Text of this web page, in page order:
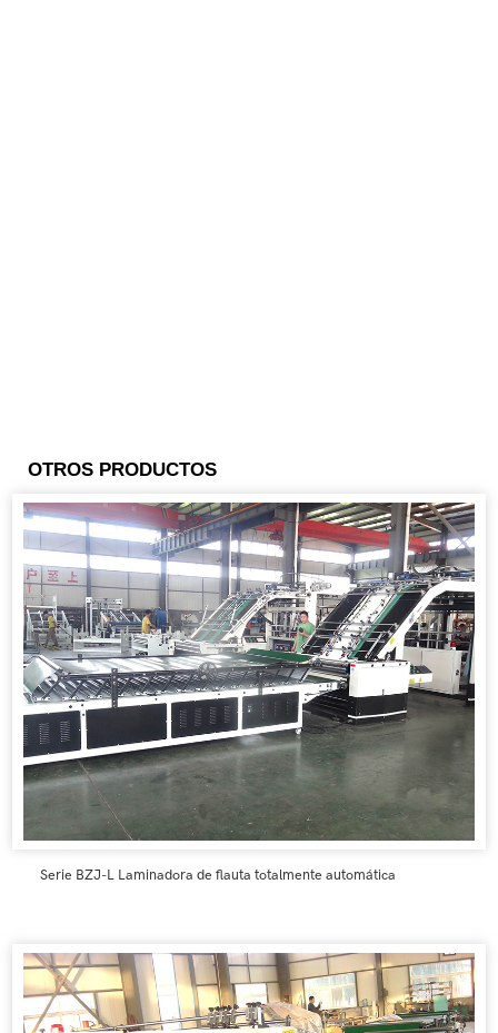
OTROS PRODUCTOS
Serie BZJ-L Laminadora de flauta totalmente automática